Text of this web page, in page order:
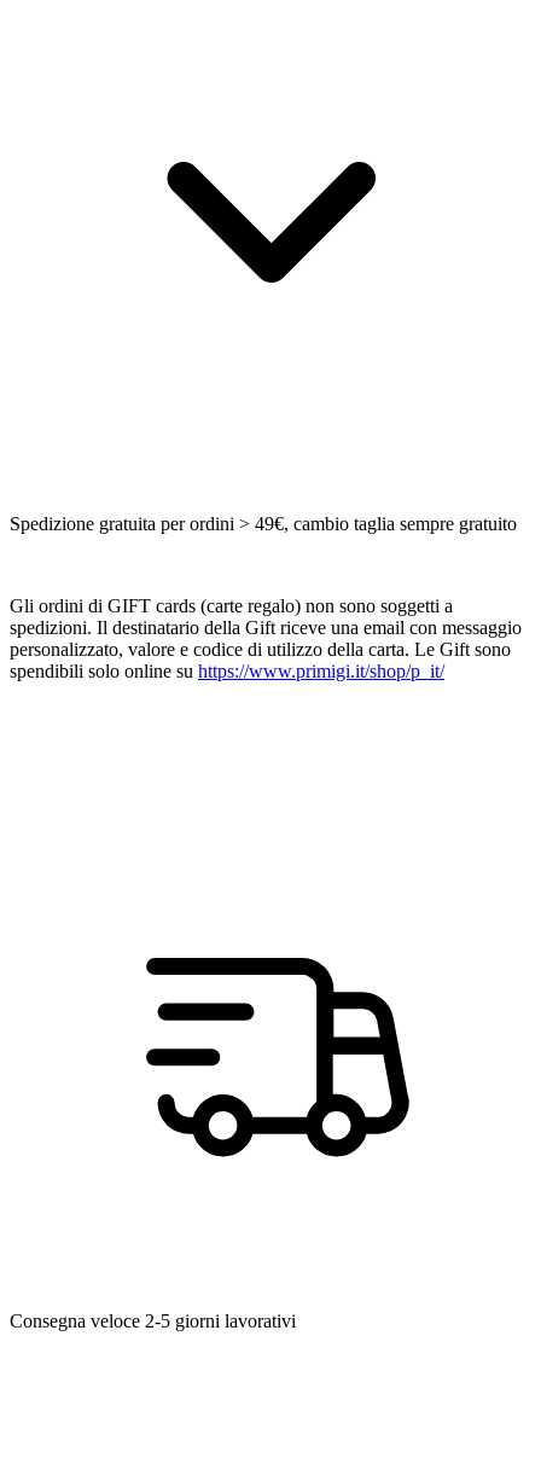
Spedizione gratuita per ordini > 49€, cambio taglia sempre gratuito
Gli ordini di GIFT cards (carte regalo) non sono soggetti a
spedizioni. Il destinatario della Gift riceve una email con messaggio
personalizzato, valore e codice di utilizzo della carta. Le Gift sono
spendibili solo online su https://www.primigi.it/shop/p_it/
Consegna veloce 2-5 giorni lavorativi